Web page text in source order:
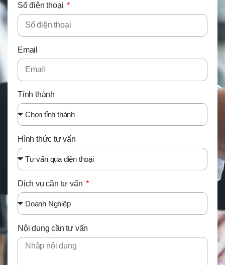
Số điện thoại
Email
Tỉnh thành
Hình thức tư vấn
Dịch vụ cần tư vấn
Nội dung cần tư vấn